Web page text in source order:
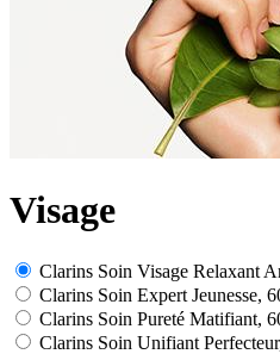
Visage
Clarins Soin Visage Relaxant
Clarins Soin Expert Jeunesse,
Clarins Soin Pureté Matifiant,
Clarins Soin Unifiant